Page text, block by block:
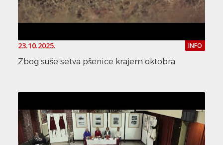
23.10.2025. INFO
Zbog suše setva pšenice krajem oktobra